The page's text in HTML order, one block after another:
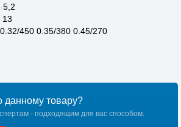
5,2
13
450 0.35/380 0.45/270
данному товару?
- подходящим для вас способом.